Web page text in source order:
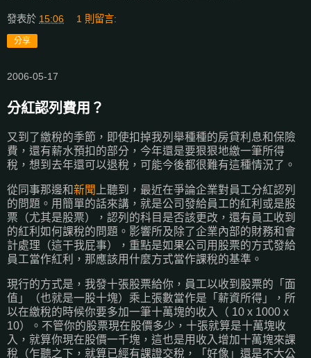
發表於 15:06 1 則留言:
分享
2006-05-17
分紅認列費用？
又到了繳稅的季節，即使扣掉我列舉種種的房貸利息和保險
費，還有薪水預扣的部分，今年還是要狠狠地繳一筆所得
稅，想到去年還可以退稅，可能今後都很難有這種情況了。
從同事那邊和新聞 上聽到，最近在爭論企業對員工分紅認列
的問題。用簡單的話來講，就是公司發給員工的紅利或是股
票（尤其是股票），認列的科目是否該更改，還有員工收到
的紅利如何課稅的問題。影響所及除了企業內部的財務和會
計處理（這干我屁事），重點是如果公司用股票的方式發給
員工當作紅利，那應該用什麼方式當作課稅的基準。
現行的方式是，我發十張股票給你，員工以收到股票的「面
值」（也就是一股十塊）乘上張數當作是「薪資所得」，所
以在繳稅的時候你要多加一筆十萬塊的收入（ 10 x 1000 x
10）。不管你的股票現在股價多少，十張就算是十萬塊收
入，就算你現在股價一千塊，這也是用收入增加十萬塊來課
稅（乍聽之下，就算已經有課證交稅，「好像」還是不大公